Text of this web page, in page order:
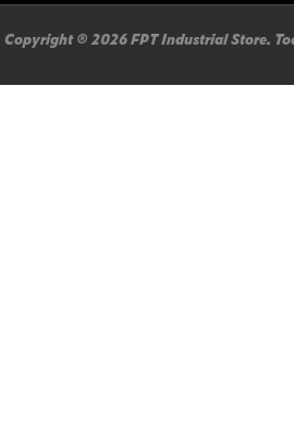
Copyright ® 2026 FPT Industrial Store.